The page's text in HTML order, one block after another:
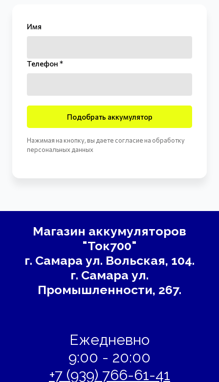
Имя
Телефон *
Подобрать аккумулятор
Нажимая на кнопку, вы даете согласие на обработку
персональных данных
Магазин аккумуляторов
"Ток700"
г. Самара ул. Вольская, 104.
г. Самара ул.
Промышленности, 267.
Ежедневно
9:00 - 20:00
+7 (939) 766-61-41